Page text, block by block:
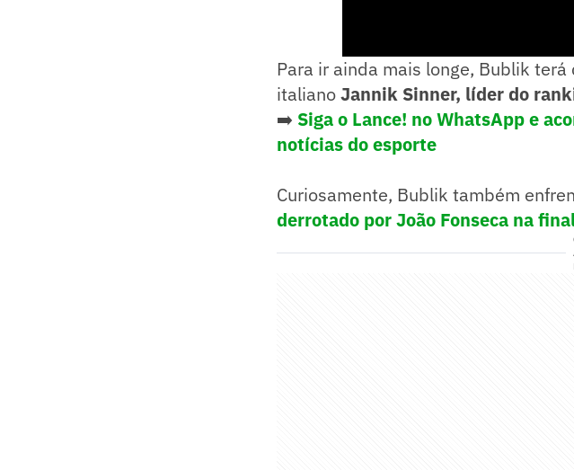
Para ir ainda mais longe, Bublik
italianoJannik Sinner, líder do
➡️ Siga o Lance! no WhatsApp e
notícias do esporte
Curiosamente, Bublik também
derrotado por João Fonseca na